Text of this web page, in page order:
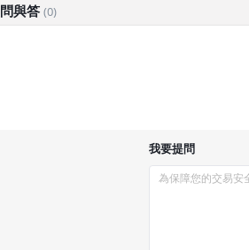
問與答 (0)
我要提問